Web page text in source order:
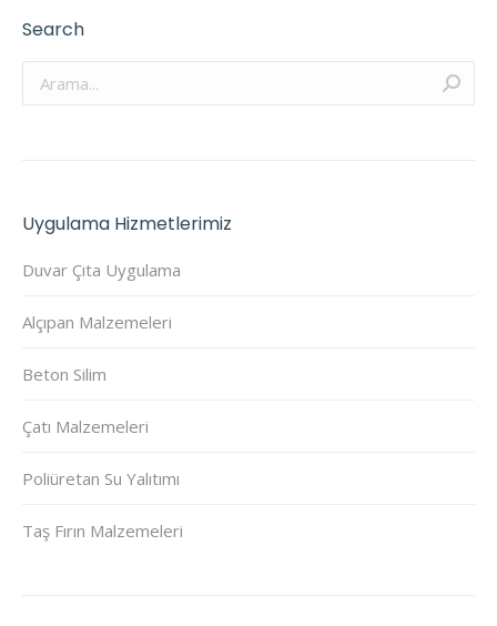
Search
Arama:
Uygulama Hizmetlerimiz
Duvar Çıta Uygulama
Alçıpan Malzemeleri
Beton Silim
Çatı Malzemeleri
Poliüretan Su Yalıtımı
Taş Fırın Malzemeleri